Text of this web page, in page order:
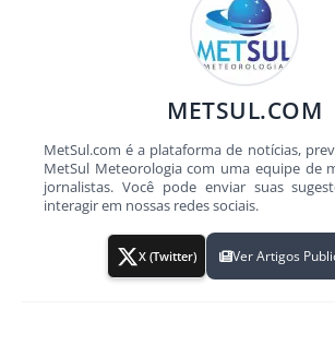
METSUL.COM
MetSul.com é a plataforma de notícias,
MetSul Meteorologia com uma equipe de
jornalistas. Você pode enviar suas
interagir em nossas redes sociais.
X (Twitter) Ver Artigos